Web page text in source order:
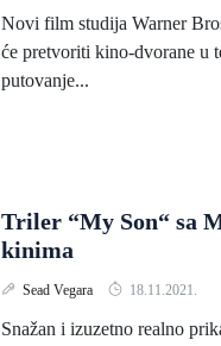
Novi film studija Warner
će pretvoriti kino-dvorane u
putovanje...
Triler “My Son“ sa
kinima
Sead Vegara 18.11.2021.
Snažan i izuzetno realno